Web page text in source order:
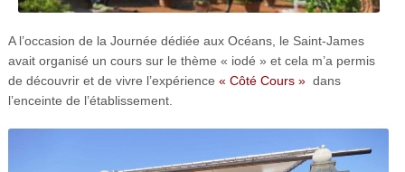
A l’occasion de la Journée dédiée aux Océans, le Saint-James
avait organisé un cours sur le thème « iodé » et cela m’a permis
de découvrir et de vivre l’expérience « Côté Cours »dans
l’enceinte de l’établissement.